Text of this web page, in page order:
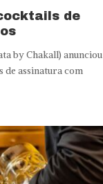
de
by Chakall) anunciou
de assinatura com